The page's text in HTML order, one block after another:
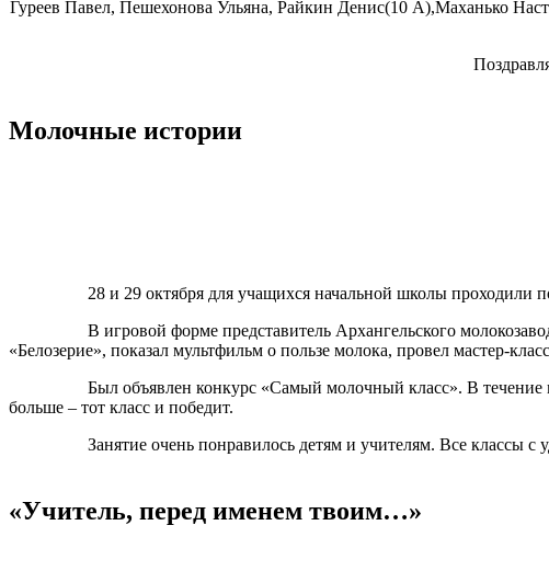
Гуреев Павел, Пешехонова Ульяна, Райкин Денис(10 А),Маханько
Молочные истории
28 и 29 октября для учащихся начальной школы проходили
В игровой форме представитель Архангельского
«Белозерие», показал мультфильм о пользе молока, провел мастер-
Был объявлен конкурс «Самый молочный класс». В течение
больше – тот класс и победит.
Занятие очень понравилось детям и учителям. Все классы с
«Учитель, перед именем твоим…»